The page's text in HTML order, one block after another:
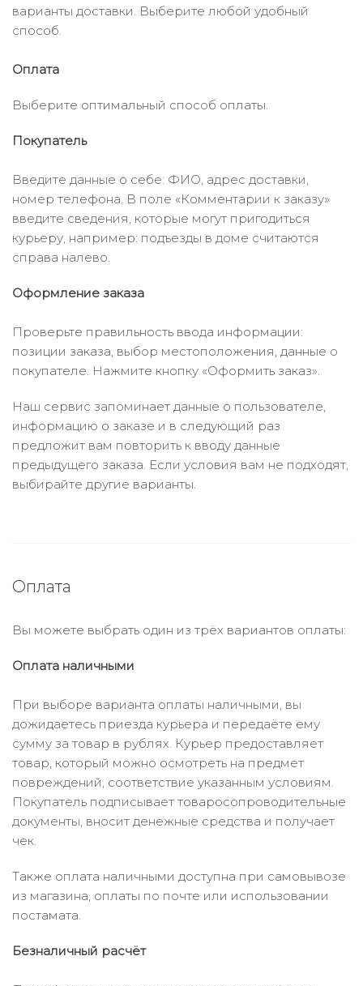
варианты доставки. Выберите любой удобный
способ.
Оплата
Выберите оптимальный способ оплаты.
Покупатель
Введите данные о себе: ФИО, адрес доставки,
номер телефона. В поле «Комментарии к заказу»
введите сведения, которые могут пригодиться
курьеру, например: подъезды в доме считаются
справа налево.
Оформление заказа
Проверьте правильность ввода информации:
позиции заказа, выбор местоположения, данные о
покупателе. Нажмите кнопку «Оформить заказ».
Наш сервис запоминает данные о пользователе,
информацию о заказе и в следующий раз
предложит вам повторить к вводу данные
предыдущего заказа. Если условия вам не подходят,
выбирайте другие варианты.
Оплата
Вы можете выбрать один из трёх вариантов оплаты:
Оплата наличными
При выборе варианта оплаты наличными, вы
дожидаетесь приезда курьера и передаёте ему
сумму за товар в рублях. Курьер предоставляет
товар, который можно осмотреть на предмет
повреждений, соответствие указанным условиям.
Покупатель подписывает товаросопроводительные
документы, вносит денежные средства и получает
чек.
Также оплата наличными доступна при самовывозе
из магазина, оплаты по почте или использовании
постамата.
Безналичный расчёт